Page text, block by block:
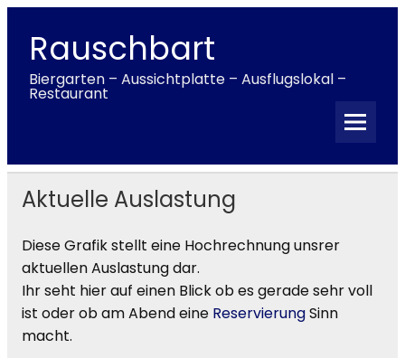
Skip
contentRauschbart
Biergarten – Aussichtplatte – Ausflugslokal –
Restaurant
Aktuelle Auslastung
Diese Grafik stellt eine Hochrechnung unsrer
aktuellen Auslastung dar.
Ihr seht hier auf einen Blick ob es gerade sehr voll
ist oder ob am Abend eine ReservierungSinn
macht.